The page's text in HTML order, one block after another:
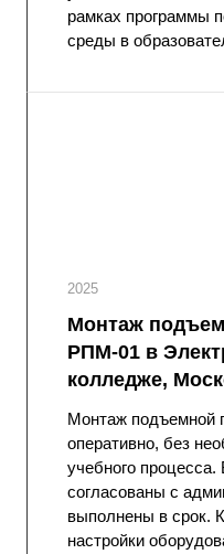
рамках программы
среды в
2025
Монтаж
РПМ-01 в
колледже,
Монтаж подъемной
оперативно, без
учебного
согласованы с
выполнены в срок.
настройки